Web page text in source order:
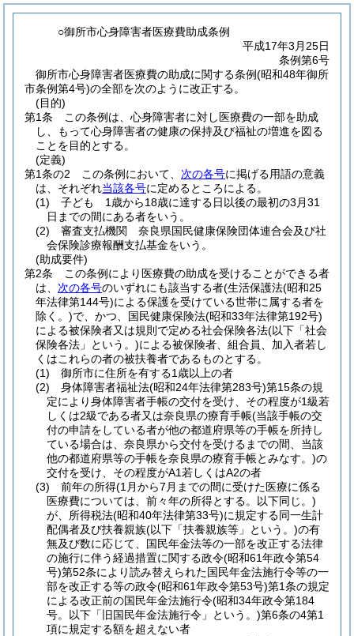
○御所市心身障害者医療費助成条例
平成17年3月25日
条例第6号
御所市心身障害者医療費の助成に関する条例(昭和48年御所
市条例第4号)の全部を次のように改正する。
(目的)
第1条
この条例は、心身障害者に対し医療費の一部を助成
し、もって心身障害者の健康の保持及び福祉の増進を図る
ことを目的とする。
(定義)
第1条の2
この条例において、 次の各号に掲げる用語の意義
は、それぞれ当該各号に定めるところによる。
(1)
子ども 1歳から18歳に達する日以後の最初の3月31
日までの間にある者をいう。
(2)
審査支払機関 奈良県国民健康保険団体連合会及び社
会保険診療報酬支払基金をいう。
(助成要件)
第2条
この条例により医療費の助成を受けることができる者
は、 次の各号のいずれにも該当する者(生活保護法(昭和25
年法律第144号)による保護を受けている世帯に属する者を
除く。)で、かつ、国民健康保険法(昭和33年法律第192号)
による被保険者又は規則で定める社会保険各法(以下「社会
保険各法」という。)による被保険者、組合員、加入者若し
くはこれらの者の被扶養者であるものとする。
(1)
御所市に住所を有する1歳以上の者
(2)
身体障害者福祉法(昭和24年法律第283号)第15条の規
定により身体障害者手帳の交付を受け、その程度が1級若
しくは2級である者又は奈良県の療育手帳(当該手帳の交
付の申請をしている者が他の都道府県等の手帳を所持し
ている場合は、奈良県から交付を受けるまでの間、当該
他の都道府県等の手帳を奈良県の療育手帳とみなす。)の
交付を受け、その程度がA1若しくはA2の者
(3)
前年の所得(1月から7月までの間に受けた医療に係る
医療費については、前々年の所得とする。以下同じ。)
が、所得税法(昭和40年法律第33号)に規定する同一生計
配偶者及び扶養親族(以下「扶養親族等」という。)の有
無及び数に応じて、国民年金法等の一部を改正する法律
の施行に伴う経過措置に関する政令(昭和61年政令第54
号)第52条により読み替えられた国民年金法施行令等の一
部を改正する等の政令(昭和61年政令第53号)第1条の規定
による改正前の国民年金法施行令(昭和34年政令第184
号。以下「旧国民年金法施行令」という。)第6条の4第1
項に規定する額を超えない者